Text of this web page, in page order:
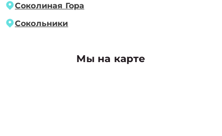
Соколиная Гора
Сокольники
Мы на карте